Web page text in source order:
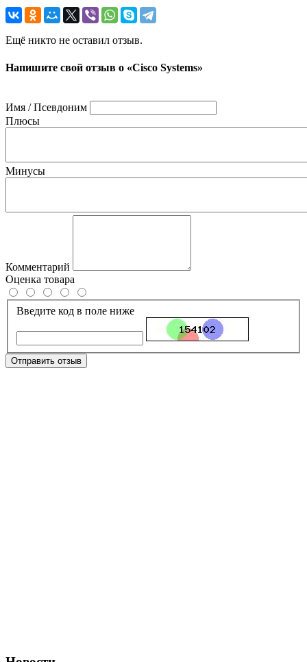
Ещё никто не оставил отзыв.
Напишите свой отзыв о «Cisco Systems»
Имя / Псевдоним
Плюсы
Минусы
Комментарий
Оценка товара
Введите код в поле ниже
Отправить отзыв